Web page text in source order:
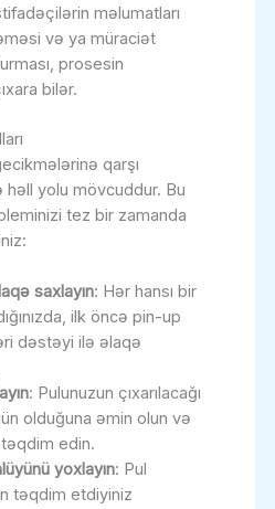
məlumatları
və ya müraciət
prosesin
bilər.
qarşı
yolu mövcuddur. Bu
tez bir zamanda
saxlayın: Hər hansı bir
ilk öncə pin-up
dəstəyi ilə əlaqə
: Pulunuzun çıxarılacağı
olduğuna əmin olun və
edin.
yoxlayın: Pul
təqdim etdiyiniz